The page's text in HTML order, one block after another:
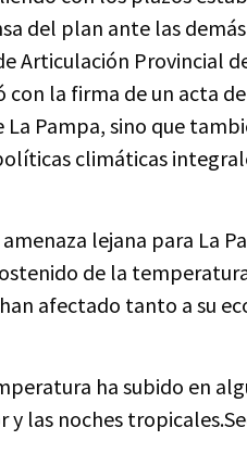
del plan ante las
Articulación Provincial
con la firma de un acta
La Pampa, sino que
climáticas
lejana para La
de la
afectado tanto a su
ha subido en
las noches